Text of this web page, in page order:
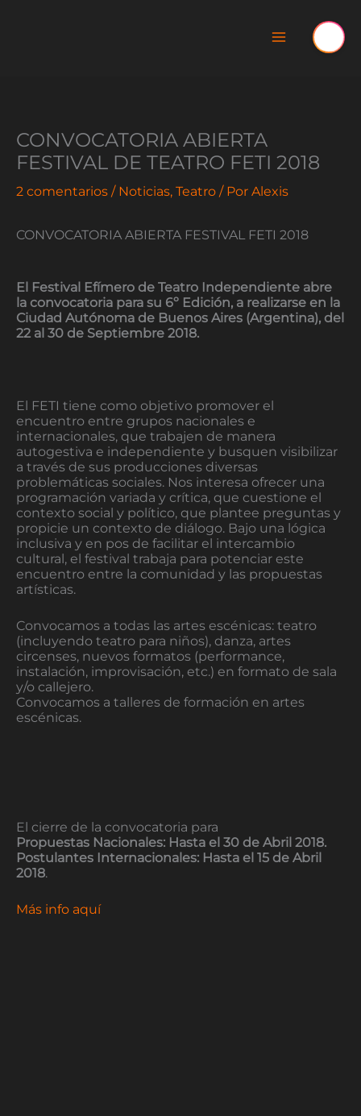
CONVOCATORIA ABIERTA
FESTIVAL DE TEATRO FETI 2018
2 comentarios / Noticias, Teatro / Por Alexis
CONVOCATORIA ABIERTA FESTIVAL FETI 2018
El Festival Efímero de Teatro Independiente abre
la convocatoria para su 6º Edición, a realizarse en la
Ciudad Autónoma de Buenos Aires (Argentina), del
22 al 30 de Septiembre 2018.
El FETI tiene como objetivo promover el
encuentro entre grupos nacionales e
internacionales, que trabajen de manera
autogestiva e independiente y busquen visibilizar
a través de sus producciones diversas
problemáticas sociales. Nos interesa ofrecer una
programación variada y crítica, que cuestione el
contexto social y político, que plantee preguntas y
propicie un contexto de diálogo. Bajo una lógica
inclusiva y en pos de facilitar el intercambio
cultural, el festival trabaja para potenciar este
encuentro entre la comunidad y las propuestas
artísticas.
Convocamos a todas las artes escénicas: teatro
(incluyendo teatro para niños), danza, artes
circenses, nuevos formatos (performance,
instalación, improvisación, etc.) en formato de sala
y/o callejero.
Convocamos a talleres de formación en artes
escénicas.
El cierre de la convocatoria para
Propuestas Nacionales: Hasta el 30 de Abril 2018.
Postulantes Internacionales: Hasta el 15 de Abril
2018.
Más info aquí